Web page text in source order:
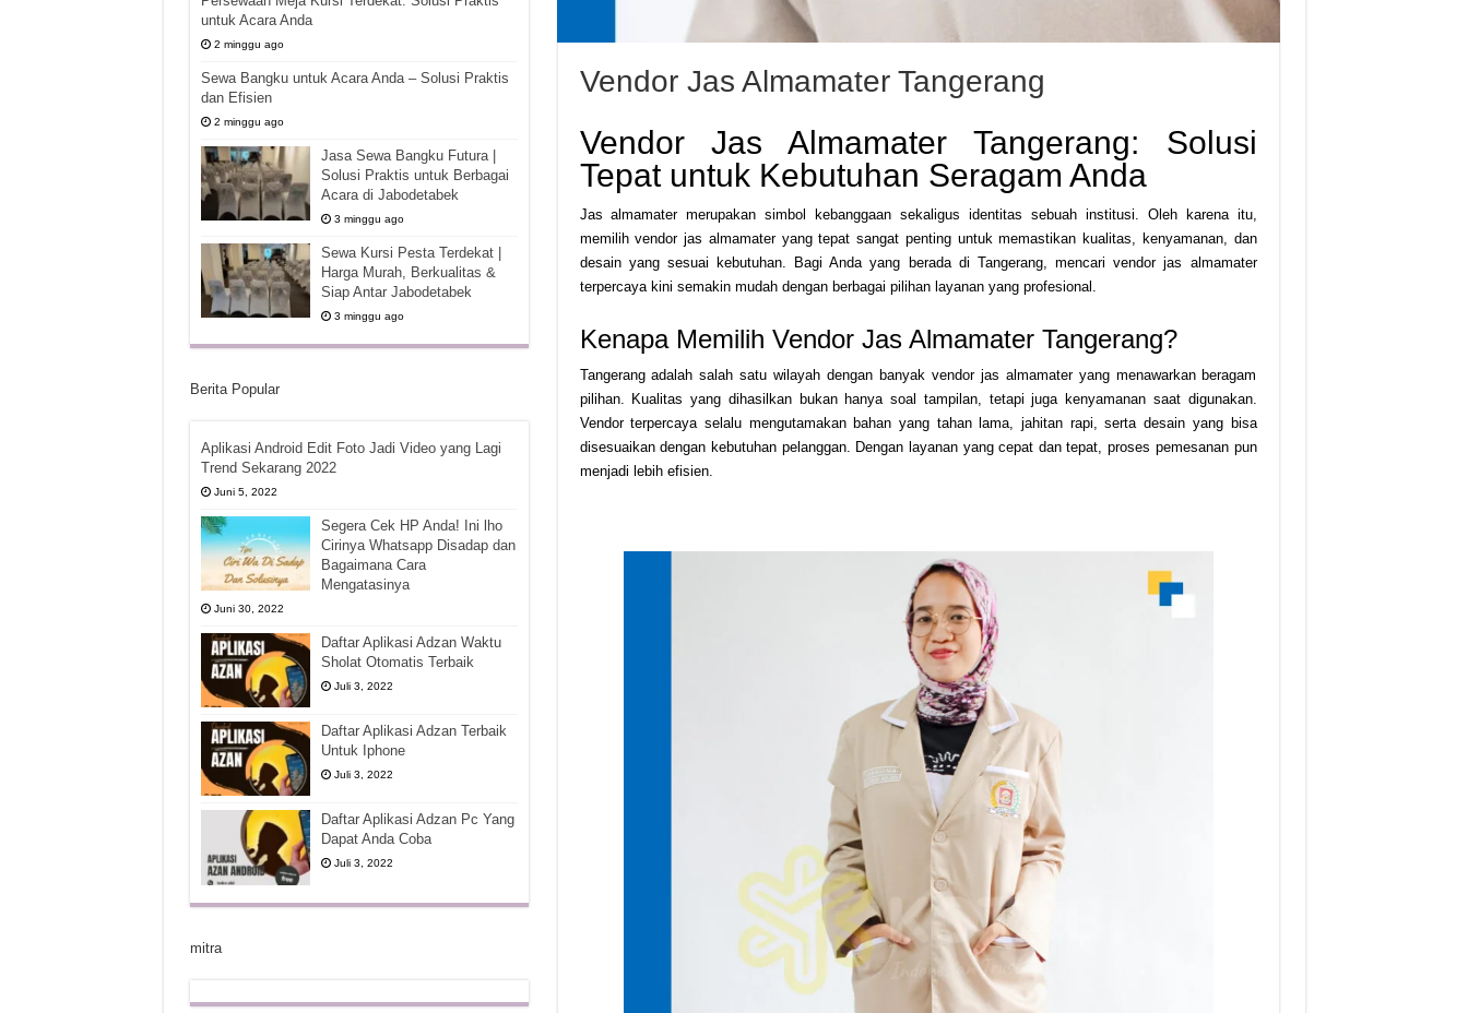
Vendor Jas Almamater Tangerang
Vendor Jas Almamater Tangerang: Solusi
Tepat untuk Kebutuhan Seragam Anda
Jas almamater merupakan simbol kebanggaan sekaligus identitas sebuah institusi. Oleh karena itu,
memilih vendor jas almamater yang tepat sangat penting untuk memastikan kualitas, kenyamanan, dan
desain yang sesuai kebutuhan. Bagi Anda yang berada di Tangerang, mencari vendor jas almamater
terpercaya kini semakin mudah dengan berbagai pilihan layanan yang profesional.
Kenapa Memilih Vendor Jas Almamater Tangerang?
Tangerang adalah salah satu wilayah dengan banyak vendor jas almamater yang menawarkan beragam
pilihan. Kualitas yang dihasilkan bukan hanya soal tampilan, tetapi juga kenyamanan saat digunakan.
Vendor terpercaya selalu mengutamakan bahan yang tahan lama, jahitan rapi, serta desain yang bisa
disesuaikan dengan kebutuhan pelanggan. Dengan layanan yang cepat dan tepat, proses pemesanan pun
menjadi lebih efisien.
untuk Acara Anda
2 minggu ago
Sewa Bangku untuk Acara Anda – Solusi Praktis
dan Efisien
2 minggu ago
Jasa Sewa Bangku Futura |
Solusi Praktis untuk Berbagai
Acara di Jabodetabek
3 minggu ago
Sewa Kursi Pesta Terdekat |
Harga Murah, Berkualitas &
Siap Antar Jabodetabek
3 minggu ago
Berita Popular
Aplikasi Android Edit Foto Jadi Video yang Lagi
Trend Sekarang 2022
Juni 5, 2022
Segera Cek HP Anda! Ini lho
Cirinya Whatsapp Disadap dan
Bagaimana Cara
Mengatasinya
Juni 30, 2022
Daftar Aplikasi Adzan Waktu
Sholat Otomatis Terbaik
Juli 3, 2022
Daftar Aplikasi Adzan Terbaik
Untuk Iphone
Juli 3, 2022
Daftar Aplikasi Adzan Pc Yang
Dapat Anda Coba
Juli 3, 2022
mitra